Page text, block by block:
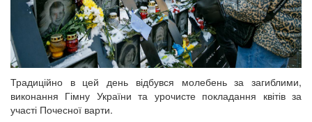
Традиційно в цей день відбувся молебень за загиблими,
виконання Гімну України та урочисте покладання квітів за
участі Почесної варти.